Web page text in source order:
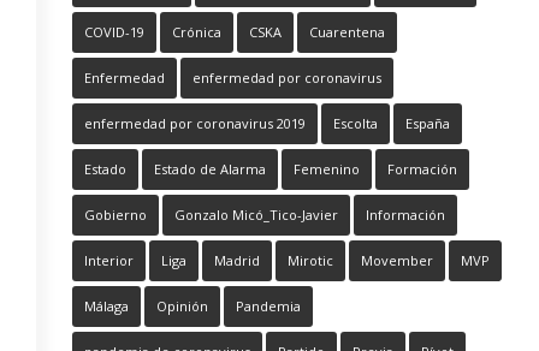
COVID-19 Crónica CSKA Cuarentena
Enfermedad enfermedad por coronavirus
enfermedad por coronavirus 2019 Escolta España
Estado Estado de Alarma Femenino Formación
Gobierno Gonzalo Micó_Tico-Javier Información
Interior Liga Madrid Mirotic Movember MVP
Málaga Opinión Pandemia